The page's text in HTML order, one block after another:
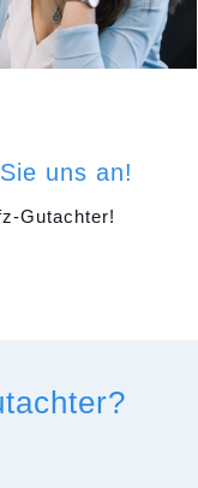
uns an!
Gutachter!